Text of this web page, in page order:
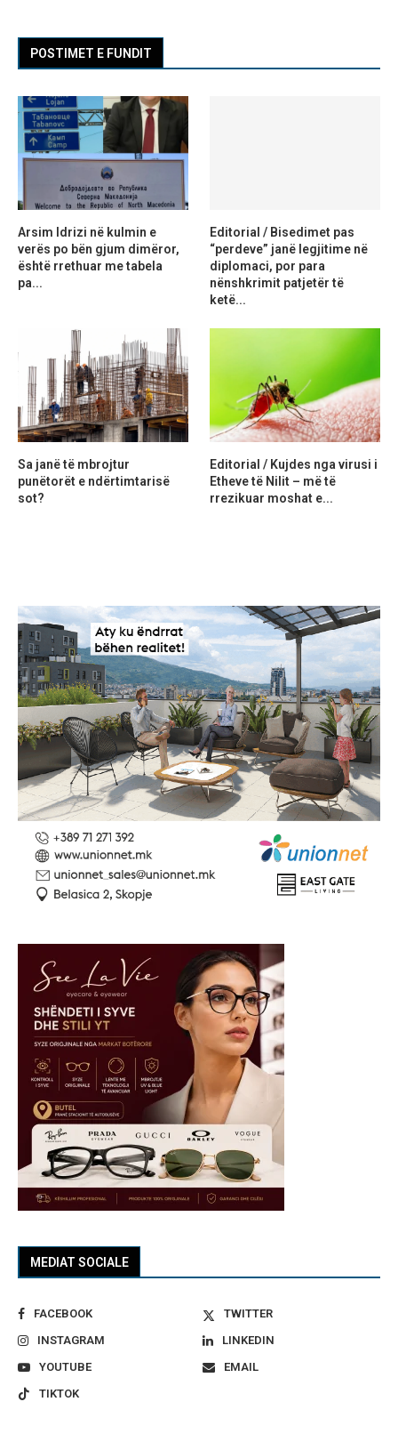
MEDIAT SOCIALE
FACEBOOK
TWITTER
INSTAGRAM
LINKEDIN
YOUTUBE
EMAIL
TIKTOK
POSTIMET E FUNDIT
Arsim Idrizi në kulmin e
verës po bën gjum dimëror,
është rrethuar me tabela
pa...
Editorial / Bisedimet pas
“perdeve” janë legjitime në
diplomaci, por para
nënshkrimit patjetër të
ketë...
Sa janë të mbrojtur
punëtorët e ndërtimtarisë
sot?
Editorial / Kujdes nga virusi i
Etheve të Nilit – më të
rrezikuar moshat e...